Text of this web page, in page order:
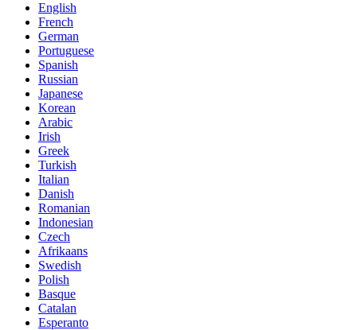
English
French
German
Portuguese
Spanish
Russian
Japanese
Korean
Arabic
Irish
Greek
Turkish
Italian
Danish
Romanian
Indonesian
Czech
Afrikaans
Swedish
Polish
Basque
Catalan
Esperanto